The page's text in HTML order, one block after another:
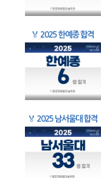
🏅 2025 한예종 합격
🏅 2025 남서울대 합격